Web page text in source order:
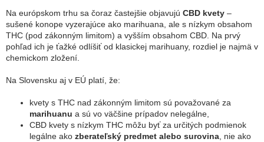
Na európskom trhu sa čoraz častejšie objavujú CBD kvety –
sušené konope vyzerajúce ako marihuana, ale s nízkym obsahom
THC (pod zákonným limitom) a vyšším obsahom CBD. Na prvý
pohľad ich je ťažké odlíšiť od klasickej marihuany, rozdiel je najmä v
chemickom zložení.
Na Slovensku aj v EÚ platí, že:
kvety s THC nad zákonným limitom sú považované za
marihuanu a sú vo väčšine prípadov nelegálne,
CBD kvety s nízkym THC môžu byť za určitých podmienok
legálne ako zberateľský predmet alebo surovina, nie ako